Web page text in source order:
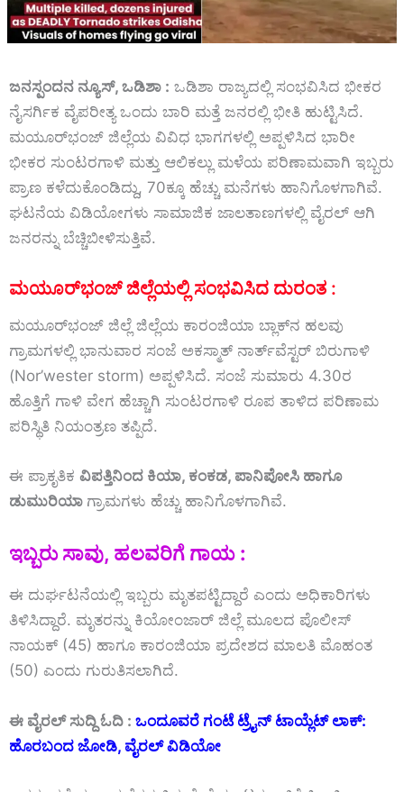
ಜನಸ್ಪಂದನ ನ್ಯೂಸ್‌, ಒಡಿಶಾ : ಒಡಿಶಾ ರಾಜ್ಯದಲ್ಲಿ ಸಂಭವಿಸಿದ ಭೀಕರ
ನೈಸರ್ಗಿಕ ವೈಪರೀತ್ಯ ಒಂದು ಬಾರಿ ಮತ್ತೆ ಜನರಲ್ಲಿ ಭೀತಿ ಹುಟ್ಟಿಸಿದೆ.
ಮಯೂರ್‌ಭಂಜ್ ಜಿಲ್ಲೆಯ ವಿವಿಧ ಭಾಗಗಳಲ್ಲಿ ಅಪ್ಪಳಿಸಿದ ಭಾರೀ
ಭೀಕರ ಸುಂಟರಗಾಳಿ ಮತ್ತು ಆಲಿಕಲ್ಲು ಮಳೆಯ ಪರಿಣಾಮವಾಗಿ ಇಬ್ಬರು
ಪ್ರಾಣ ಕಳೆದುಕೊಂಡಿದ್ದು, 70ಕ್ಕೂ ಹೆಚ್ಚು ಮನೆಗಳು ಹಾನಿಗೊಳಗಾಗಿವೆ.
ಘಟನೆಯ ವಿಡಿಯೋಗಳು ಸಾಮಾಜಿಕ ಜಾಲತಾಣಗಳಲ್ಲಿ ವೈರಲ್ ಆಗಿ
ಜನರನ್ನು ಬೆಚ್ಚಿಬೀಳಿಸುತ್ತಿವೆ.
ಮಯೂರ್‌ಭಂಜ್ಜಿಲ್ಲೆಯಲ್ಲಿ ಸಂಭವಿಸಿದ ದುರಂತ :
ಮಯೂರ್‌ಭಂಜ್ ಜಿಲ್ಲೆ ಜಿಲ್ಲೆಯ ಕಾರಂಜಿಯಾ ಬ್ಲಾಕ್‌ನ ಹಲವು
ಗ್ರಾಮಗಳಲ್ಲಿ ಭಾನುವಾರ ಸಂಜೆ ಅಕಸ್ಮಾತ್ ನಾರ್ತ್‌ವೆಸ್ಟರ್ ಬಿರುಗಾಳಿ
(Nor’wester storm) ಅಪ್ಪಳಿಸಿದೆ. ಸಂಜೆ ಸುಮಾರು 4.30ರ
ಹೊತ್ತಿಗೆ ಗಾಳಿ ವೇಗ ಹೆಚ್ಚಾಗಿ ಸುಂಟರಗಾಳಿ ರೂಪ ತಾಳಿದ ಪರಿಣಾಮ
ಪರಿಸ್ಥಿತಿ ನಿಯಂತ್ರಣ ತಪ್ಪಿದೆ.
ಈ ಪ್ರಾಕೃತಿಕ ವಿಪತ್ತಿನಿಂದ ಕಿಯಾ, ಕಂಕಡ, ಪಾನಿಪೋಸಿ ಹಾಗೂ
ಡುಮುರಿಯಾ ಗ್ರಾಮಗಳು ಹೆಚ್ಚು ಹಾನಿಗೊಳಗಾಗಿವೆ.
ಇಬ್ಬರುಸಾವು, ಹಲವರಿಗೆ ಗಾಯ :
ಈ ದುರ್ಘಟನೆಯಲ್ಲಿ ಇಬ್ಬರು ಮೃತಪಟ್ಟಿದ್ದಾರೆ ಎಂದು ಅಧಿಕಾರಿಗಳು
ತಿಳಿಸಿದ್ದಾರೆ. ಮೃತರನ್ನು ಕಿಯೋಂಜಾರ್ ಜಿಲ್ಲೆ ಮೂಲದ ಪೊಲೀಸ್
ನಾಯಕ್ (45) ಹಾಗೂ ಕಾರಂಜಿಯಾ ಪ್ರದೇಶದ ಮಾಲತಿ ಮೊಹಂತ
(50) ಎಂದು ಗುರುತಿಸಲಾಗಿದೆ.
ಈ ವೈರಲ್‌ ಸುದ್ದಿ ಓದಿ : ಒಂದೂವರೆ ಗಂಟೆ ಟ್ರೈನ್ ಟಾಯ್ಲೆಟ್ ಲಾಕ್:
ಹೊರಬಂದ ಜೋಡಿ, ವೈರಲ್ ವಿಡಿಯೋ